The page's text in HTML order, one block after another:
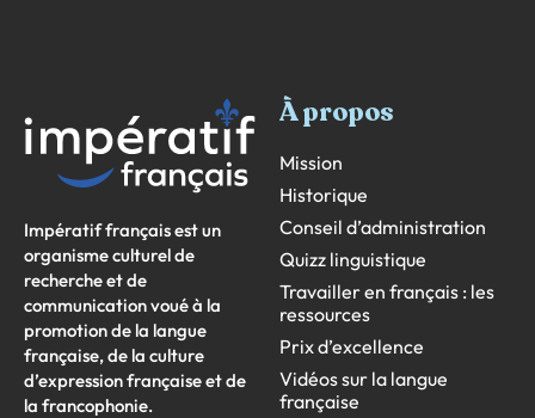
Impératif français est un
organisme culturel de
recherche et de
communication voué à la
promotion de la langue
française, de la culture
d’expression française et de
la francophonie.
À propos
Mission
Historique
Conseil d’administration
Quizz linguistique
Travailler en français : les
ressources
Prix d’excellence
Vidéos sur la langue
française